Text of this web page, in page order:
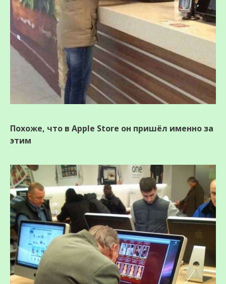
Похоже, что в Apple Store он пришёл именно за
этим